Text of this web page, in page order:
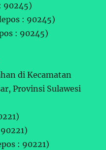
90245)
: 90245)
: 90245)
di Kecamatan
Provinsi Sulawesi
: 90221)